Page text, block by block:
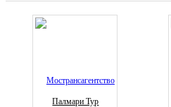
Палмари Тур